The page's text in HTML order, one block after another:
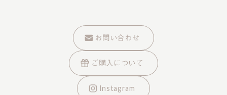
お問い合わせ
ご購入について
Instagram